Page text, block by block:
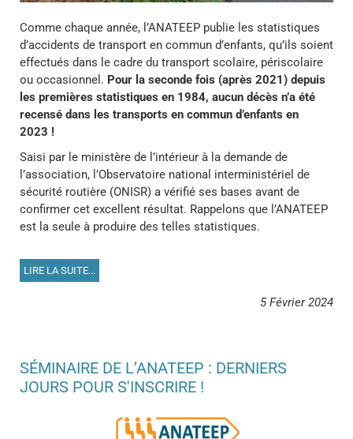
Comme chaque année, l’ANATEEP publie les statistiques
d’accidents de transport en commun d’enfants, qu’ils soient
effectués dans le cadre du transport scolaire, périscolaire
ou occasionnel. Pour la seconde fois (après 2021) depuis
les premières statistiques en 1984, aucun décès n’a été
recensé dans les transports en commun d’enfants en
2023 !
Saisi par le ministère de l’intérieur à la demande de
l’association, l’Observatoire national interministériel de
sécurité routière (ONISR) a vérifié ses bases avant de
confirmer cet excellent résultat. Rappelons que l’ANATEEP
est la seule à produire des telles statistiques.
LIRE LA SUITE...
5 Février 2024
SÉMINAIRE DE L’ANATEEP : DERNIERS
JOURS POUR S'INSCRIRE !